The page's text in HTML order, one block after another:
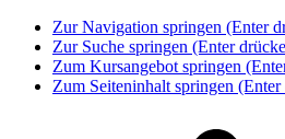
Zur Navigation springen (Enter
Zur Suche springen (Enter
Zum Kursangebot springen
Zum Seiteninhalt springen